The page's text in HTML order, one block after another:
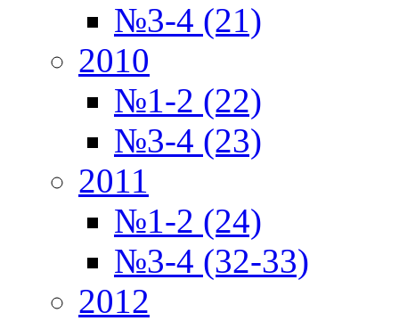
№3-4 (21)
2010
№1-2 (22)
№3-4 (23)
2011
№1-2 (24)
№3-4 (32-33)
2012